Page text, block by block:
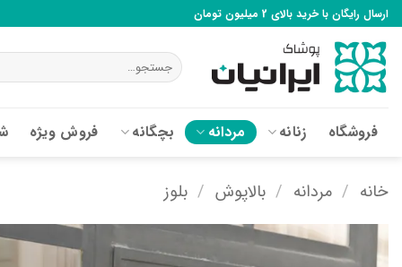
Skip
to
content
ارسال رایگان با خرید بالای 2 میلیون تومان
جستجو
برای:
فروشگاه زنانه مردانه بچگانه فروش ویژه
خانه / مردانه / بالاپوش / بلوز